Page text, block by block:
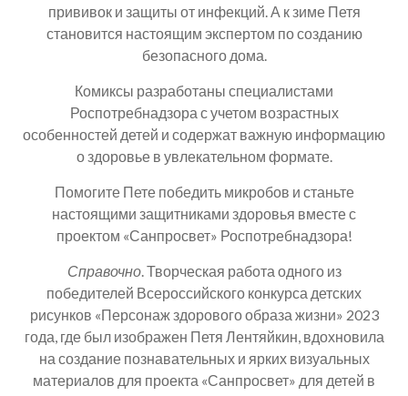
прививок и защиты от инфекций. А к зиме Петя
становится настоящим экспертом по созданию
безопасного дома.
Комиксы разработаны специалистами
Роспотребнадзора с учетом возрастных
особенностей детей и содержат важную информацию
о здоровье в увлекательном формате.
Помогите Пете победить микробов и станьте
настоящими защитниками здоровья вместе с
проектом «Санпросвет» Роспотребнадзора!
Справочно. Творческая работа одного из
победителей Всероссийского конкурса детских
рисунков «Персонаж здорового образа жизни» 2023
года, где был изображен Петя Лентяйкин, вдохновила
на создание познавательных и ярких визуальных
материалов для проекта «Санпросвет» для детей в